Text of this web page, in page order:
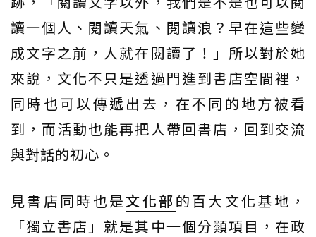
讀一個人、閱讀天氣、閱讀浪？早在這些變
成文字之前，人就在閱讀了！」所以對於她
來說，文化不只是透過門進到書店空間裡，
同時也可以傳遞出去，在不同的地方被看
到，而活動也能再把人帶回書店，回到交流
與對話的初心。
見書店同時也是文化部的百大文化基地，
「獨立書店」就是其中一個分類項目，在政